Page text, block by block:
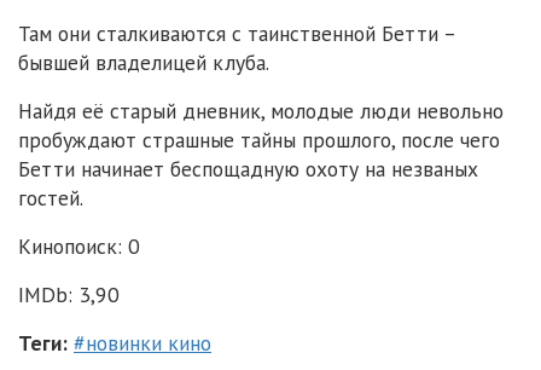
Там они сталкиваются с таинственной Бетти –
бывшей владелицей клуба.
Найдя её старый дневник, молодые люди невольно
пробуждают страшные тайны прошлого, после чего
Бетти начинает беспощадную охоту на незваных
гостей.
Кинопоиск: 0
IMDb: 3,90
Теги: #новинки кино